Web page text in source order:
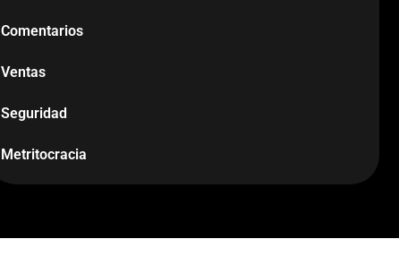
Comentarios
Ventas
Seguridad
Metritocracia